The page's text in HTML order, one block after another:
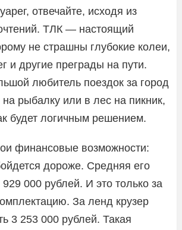
отвечайте, исходя из
ТЛК — настоящий
не страшны глубокие колеи,
и другие преграды на пути.
любитель поездок за город
на рыбалку или в лес на пикник,
будет логичным решением.
финансовые возможности:
дороже. Средняя его
000 рублей. И это только за
За ленд крузер
3 253 000 рублей. Такая